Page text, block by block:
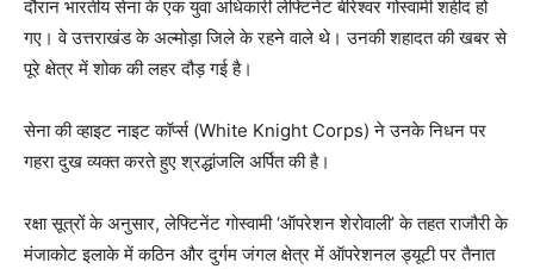
दौरान भारतीय सेना के एक युवा अधिकारी लेफ्टिनेंट बीरेश्वर गोस्वामी शहीद हो
गए। वे उत्तराखंड के अल्मोड़ा जिले के रहने वाले थे। उनकी शहादत की खबर से
पूरे क्षेत्र में शोक की लहर दौड़ गई है।
सेना की व्हाइट नाइट कॉर्प्स (White Knight Corps) ने उनके निधन पर
गहरा दुख व्यक्त करते हुए श्रद्धांजलि अर्पित की है।
रक्षा सूत्रों के अनुसार, लेफ्टिनेंट गोस्वामी ‘ऑपरेशन शेरोवाली’ के तहत राजौरी के
मंजाकोट इलाके में कठिन और दुर्गम जंगल क्षेत्र में ऑपरेशनल ड्यूटी पर तैनात